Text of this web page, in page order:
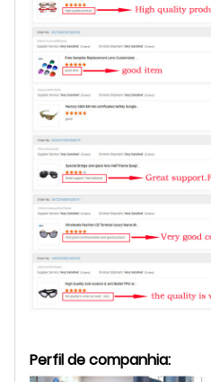
Perfil de companhia: